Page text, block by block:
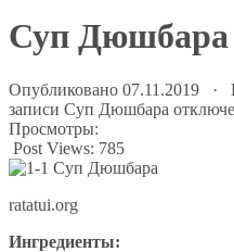
Суп Дюшбара
Опубликовано 07.11.2019 ·
записи Суп Дюшбара
Просмотры:
Post Views: 785
ratatui.org
Ингредиенты: